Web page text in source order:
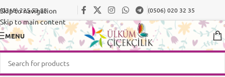
Skip to navigation
Skip to main content
(0318) 225 53 83 (0506) 020 32 35
MENU